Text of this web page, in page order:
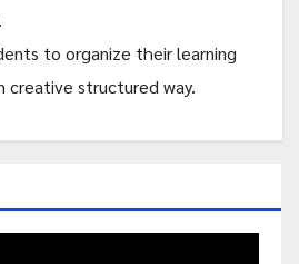
to organize their learning
creative structured way.